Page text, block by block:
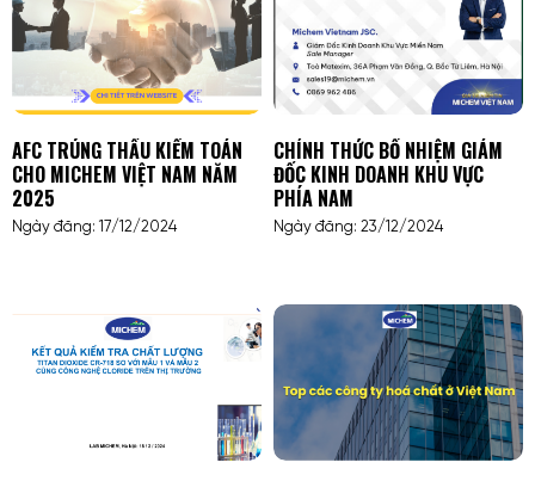
AFC TRÚNG THẦU KIỂM TOÁN
CHO MICHEM VIỆT NAM NĂM
2025
Ngày đăng: 17/12/2024
CHÍNH THỨC BỔ NHIỆM GIÁM
ĐỐC KINH DOANH KHU VỰC
PHÍA NAM
Ngày đăng: 23/12/2024